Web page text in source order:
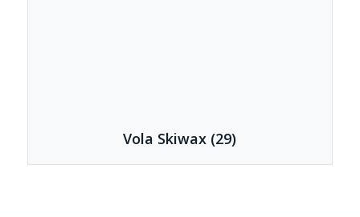
Vola Skiwax (29)